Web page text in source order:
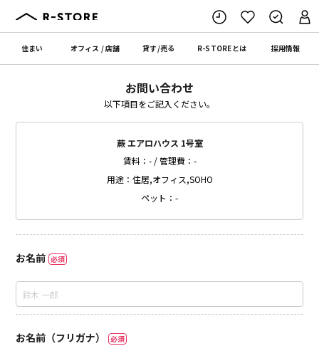
住まい オフィス /店舗 貸す/売る R-STOREとは 採用情報
お問い合わせ
以下項目をご記入ください。
蕨 エアロハウス 1号室
賃料：- / 管理費：-
用途：住居,オフィス,SOHO
ペット：-
お名前 必須
お名前（フリガナ） 必須